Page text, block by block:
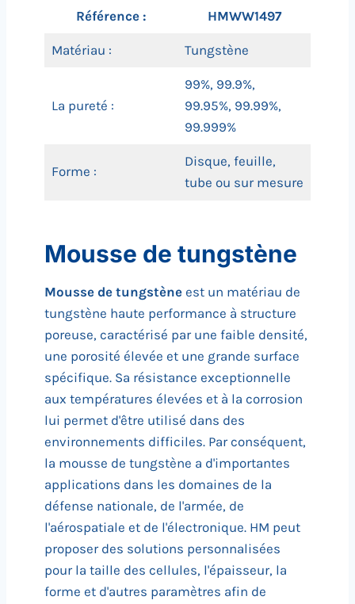
Référence : HMWW1497
Matériau : Tungstène
La pureté :
99%, 99.9%,
99.95%, 99.99%,
99.999%
Forme :
Disque, feuille,
tube ou sur mesure
Mousse de tungstène
Mousse de tungstène est un matériau de
tungstène haute performance à structure
poreuse, caractérisé par une faible densité,
une porosité élevée et une grande surface
spécifique. Sa résistance exceptionnelle
aux températures élevées et à la corrosion
lui permet d'être utilisé dans des
environnements difficiles. Par conséquent,
la mousse de tungstène a d'importantes
applications dans les domaines de la
défense nationale, de l'armée, de
l'aérospatiale et de l'électronique. HM peut
proposer des solutions personnalisées
pour la taille des cellules, l'épaisseur, la
forme et d'autres paramètres afin de